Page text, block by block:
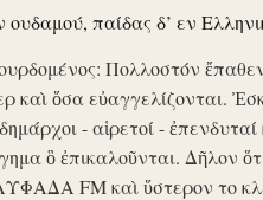
ουδαμού, παίδας δ’ εν
Πολλοστόν
καὶ ὅσα εὐαγγελίζονται.
- αἱρετοί -
ὃ ἐπικαλοῦνται. Δῆλον
FM καὶ ὕστερον το